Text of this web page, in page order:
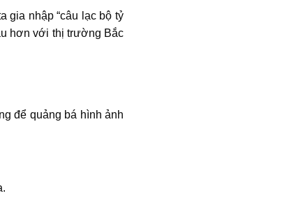
gia nhập “câu lạc bộ tỷ
hơn với thị trường Bắc
để quảng bá hình ảnh